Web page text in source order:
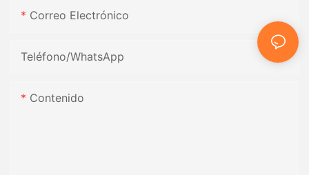
Correo Electrónico
Teléfono/WhatsApp
Contenido